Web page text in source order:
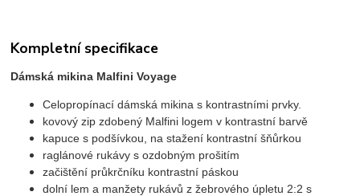
Kompletní specifikace
Dámská mikina Malfini Voyage
Celopropínací dámská mikina s kontrastními prvky.
kovový zip zdobený Malfini logem v kontrastní barvě
kapuce s podšívkou, na stažení kontrastní šňůrkou
raglánové rukávy s ozdobným prošitím
začištění průkrčníku kontrastní páskou
dolní lem a manžety rukávů z žebrového úpletu 2:2 s